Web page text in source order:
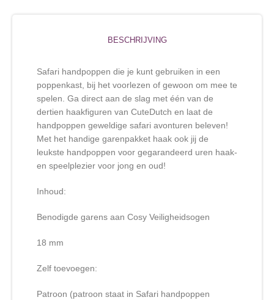
BESCHRIJVING
Safari handpoppen die je kunt gebruiken in een
poppenkast, bij het voorlezen of gewoon om mee te
spelen. Ga direct aan de slag met één van de
dertien haakfiguren van CuteDutch en laat de
handpoppen geweldige safari avonturen beleven!
Met het handige garenpakket haak ook jij de
leukste handpoppen voor gegarandeerd uren haak-
en speelplezier voor jong en oud!
Inhoud:
Benodigde garens aan Cosy Veiligheidsogen
18 mm
Zelf toevoegen:
Patroon (patroon staat in Safari handpoppen